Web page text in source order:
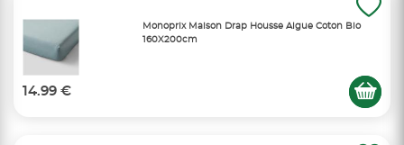
Monoprix Maison Drap Housse Algue Coton Bio
160X200cm
14.99 €